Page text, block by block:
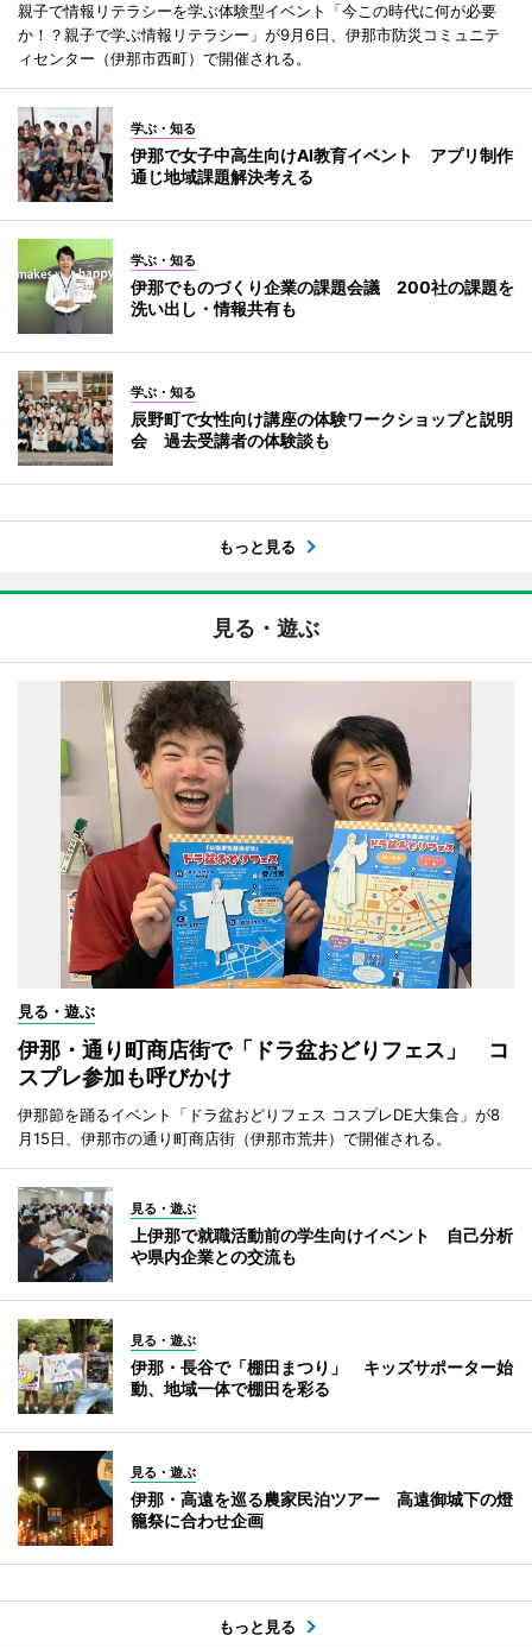
親子で情報リテラシーを学ぶ体験型イベント「今この時代に何が必要
か！？親子で学ぶ情報リテラシー」が9月6日、伊那市防災コミュニテ
ィセンター（伊那市西町）で開催される。
学ぶ・知る
伊那で女子中高生向けAI教育イベント アプリ制作
通じ地域課題解決考える
学ぶ・知る
伊那でものづくり企業の課題会議 200社の課題を
洗い出し・情報共有も
学ぶ・知る
辰野町で女性向け講座の体験ワークショップと説明
会 過去受講者の体験談も
もっと見る
見る・遊ぶ
見る・遊ぶ
伊那・通り町商店街で「ドラ盆おどりフェス」 コ
スプレ参加も呼びかけ
伊那節を踊るイベント「ドラ盆おどりフェス コスプレDE大集合」が8
月15日、伊那市の通り町商店街（伊那市荒井）で開催される。
見る・遊ぶ
上伊那で就職活動前の学生向けイベント 自己分析
や県内企業との交流も
見る・遊ぶ
伊那・長谷で「棚田まつり」 キッズサポーター始
動、地域一体で棚田を彩る
見る・遊ぶ
伊那・高遠を巡る農家民泊ツアー 高遠御城下の燈
籠祭に合わせ企画
もっと見る